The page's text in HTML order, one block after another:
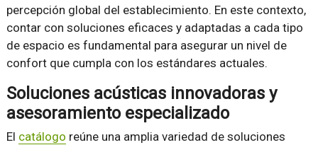
percepción global del establecimiento. En este contexto,
contar con soluciones eficaces y adaptadas a cada tipo
de espacio es fundamental para asegurar un nivel de
confort que cumpla con los estándares actuales.
Soluciones acústicas innovadoras y
asesoramiento especializado
El catálogo reúne una amplia variedad de soluciones